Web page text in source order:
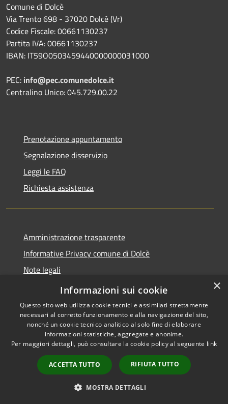
Comune di Dolcè
Via Trento 698 - 37020 Dolcè (Vr)
Codice Fiscale: 00661130237
Partita IVA: 00661130237
IBAN: IT59O0503459440000000031000
PEC: info@pec.comunedolce.it
Centralino Unico: 045.729.00.22
Prenotazione appuntamento
Segnalazione disservizio
Leggi le FAQ
Richiesta assistenza
Amministrazione trasparente
Informative Privacy comune di Dolcè
Note legali
Dichiarazione di accessibilità
Accessibilità
Copyright © 2026 • Comune di
Dolcè • Powered by
Municipium•
Accesso
redazione
×
Informazioni sui cookie
Questo sito web utilizza cookie tecnici e assimilati strettamente
necessari al corretto funzionamento e alla navigazione del sito,
nonché un cookie tecnico analitico al solo fine di elaborare
informazioni statistiche, aggregate e anonime.
Per maggiori dettagli, può consultare la cookie policy al seguente link
ACCETTA TUTTO RIFIUTA TUTTO
MOSTRA DETTAGLI